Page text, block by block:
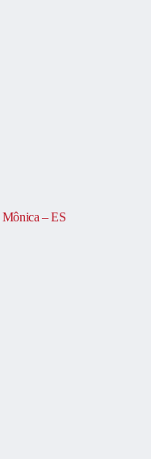
Mônica – ES